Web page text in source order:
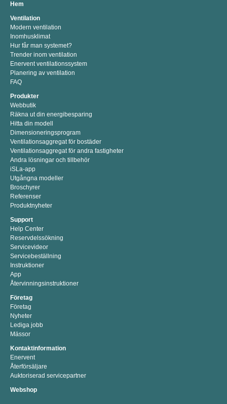
Hem
Ventilation
Modern ventilation
Inomhusklimat
Hur får man systemet?
Trender inom ventilation
Enervent ventilationssystem
Planering av ventilation
FAQ
Produkter
Webbutik
Räkna ut din energibesparing
Hitta din modell
Dimensioneringsprogram
Ventilationsaggregat för bostäder
Ventilationsaggregat för andra fastigheter
Andra lösningar och tillbehör
iSLa-app
Utgångna modeller
Broschyrer
Referenser
Produktnyheter
Support
Help Center
Reservdelssökning
Servicevideor
Servicebeställning
Instruktioner
App
Återvinningsinstruktioner
Företag
Företag
Nyheter
Lediga jobb
Mässor
Kontaktinformation
Enervent
Återförsäljare
Auktoriserad servicepartner
Webshop